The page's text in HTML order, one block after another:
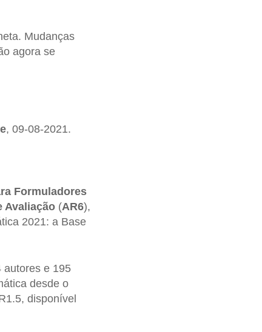
Mudanças
agora se
, 09-08-2021.
Formuladores
Avaliação(AR6),
2021: a Base
autores e 195
desde o
disponível